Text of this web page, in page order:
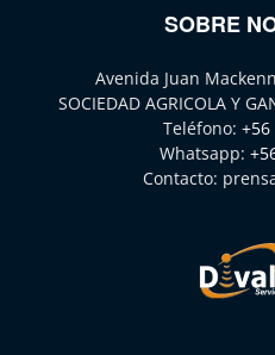
SOBRE
Avenida Juan
SOCIEDAD AGRICOLA Y
Teléfono: +56
Whatsapp:
Contacto: